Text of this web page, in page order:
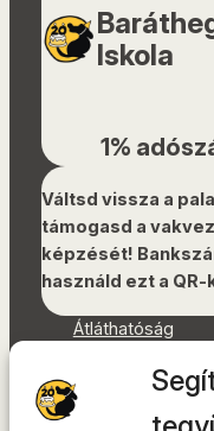
Iskola
1%
Váltsd vissza a
támogasd a
képzését!
használd ezt a
Átláthatóság
Oldaltérkép